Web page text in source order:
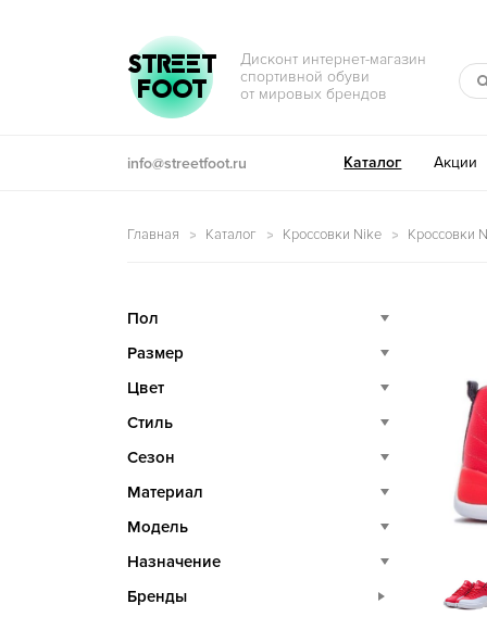
Перейти к навигации
Перейти к содержимому
STREET
FOOT
Дисконт интернет-магазин
спортивной обуви
от мировых брендов
info@streetfoot.ru Каталог Акции
Главная Каталог Кроссовки Nike Кроссовки
Пол
Размер
Цвет
Стиль
Сезон
Материал
Модель
Назначение
Бренды